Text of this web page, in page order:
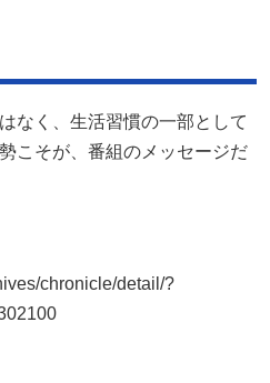
なく、生活習慣の一部として
こそが、番組のメッセージだ
chronicle/detail/?